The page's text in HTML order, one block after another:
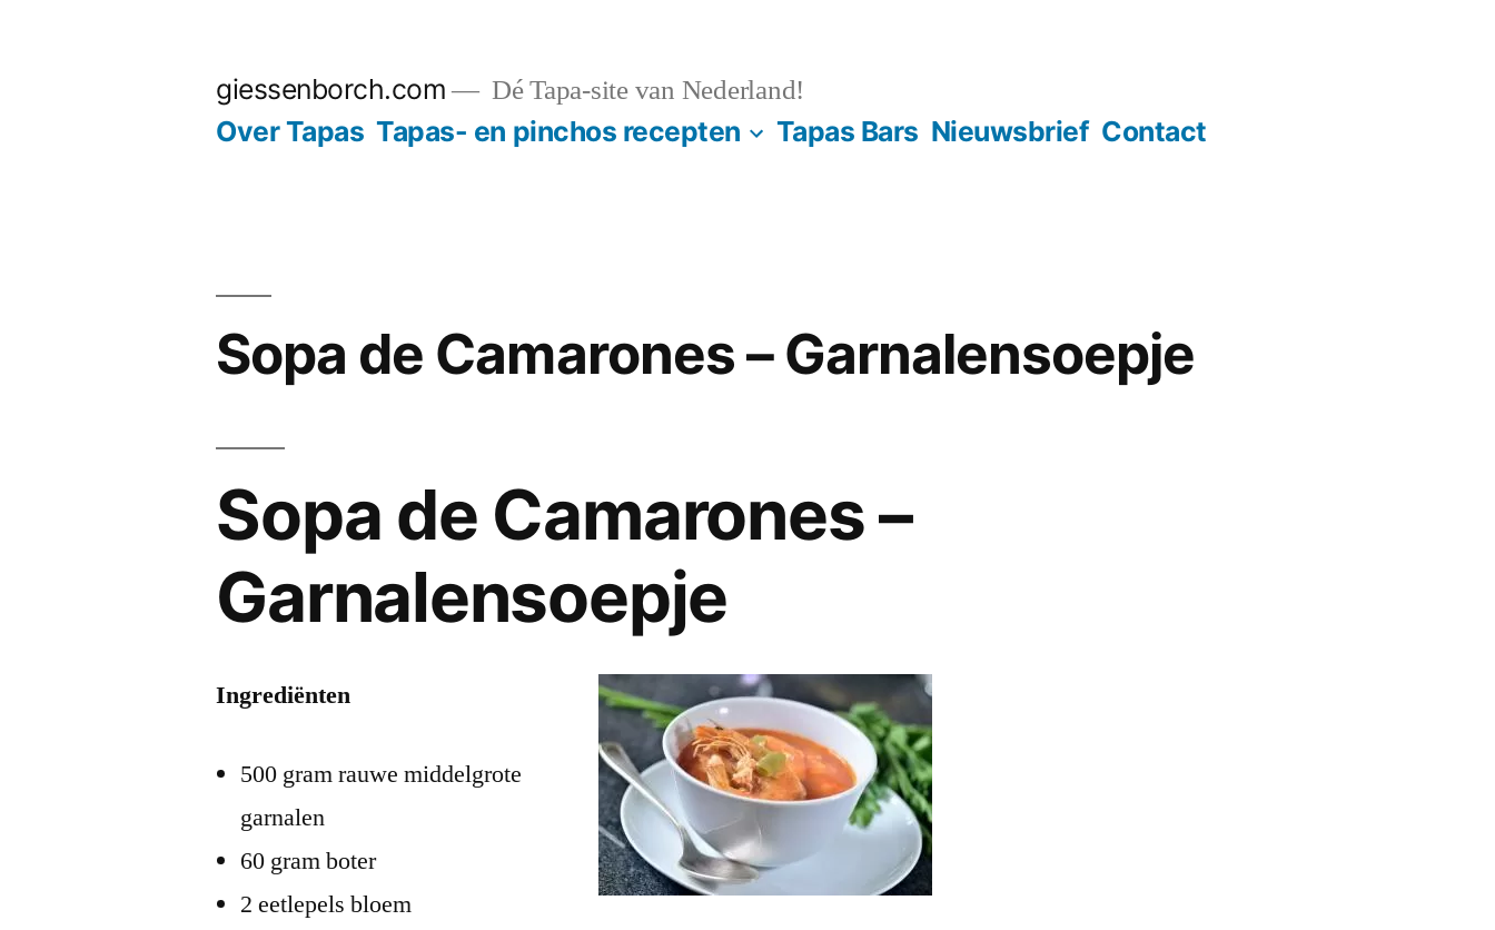
giessenborch.com Dé Tapa-site van Nederland!
Over Tapas Tapas- en pinchos recepten Tapas Bars Nieuwsbrief Contact
Sopa de Camarones – Garnalensoepje
Sopa de Camarones –
Garnalensoepje
Ingrediënten
500 gram rauwe middelgrote
garnalen
60 gram boter
2 eetlepels bloem